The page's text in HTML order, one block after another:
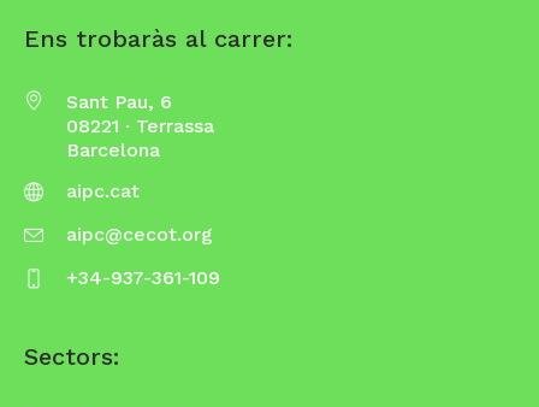
Ens trobaràs al carrer:
Sant Pau, 6
08221 · Terrassa
Barcelona
aipc.cat
aipc@cecot.org
+34-937-361-109
Sectors: